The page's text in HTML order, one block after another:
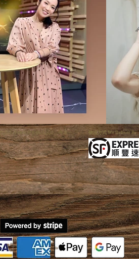
晶石手鏈與原創飾品設計，專業一
物流方式 We Deliver By: